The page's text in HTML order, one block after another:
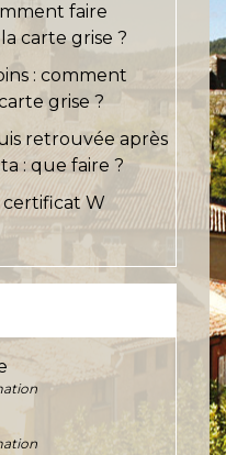
faire
carte grise ?
: comment
grise ?
retrouvée après
: que faire ?
W